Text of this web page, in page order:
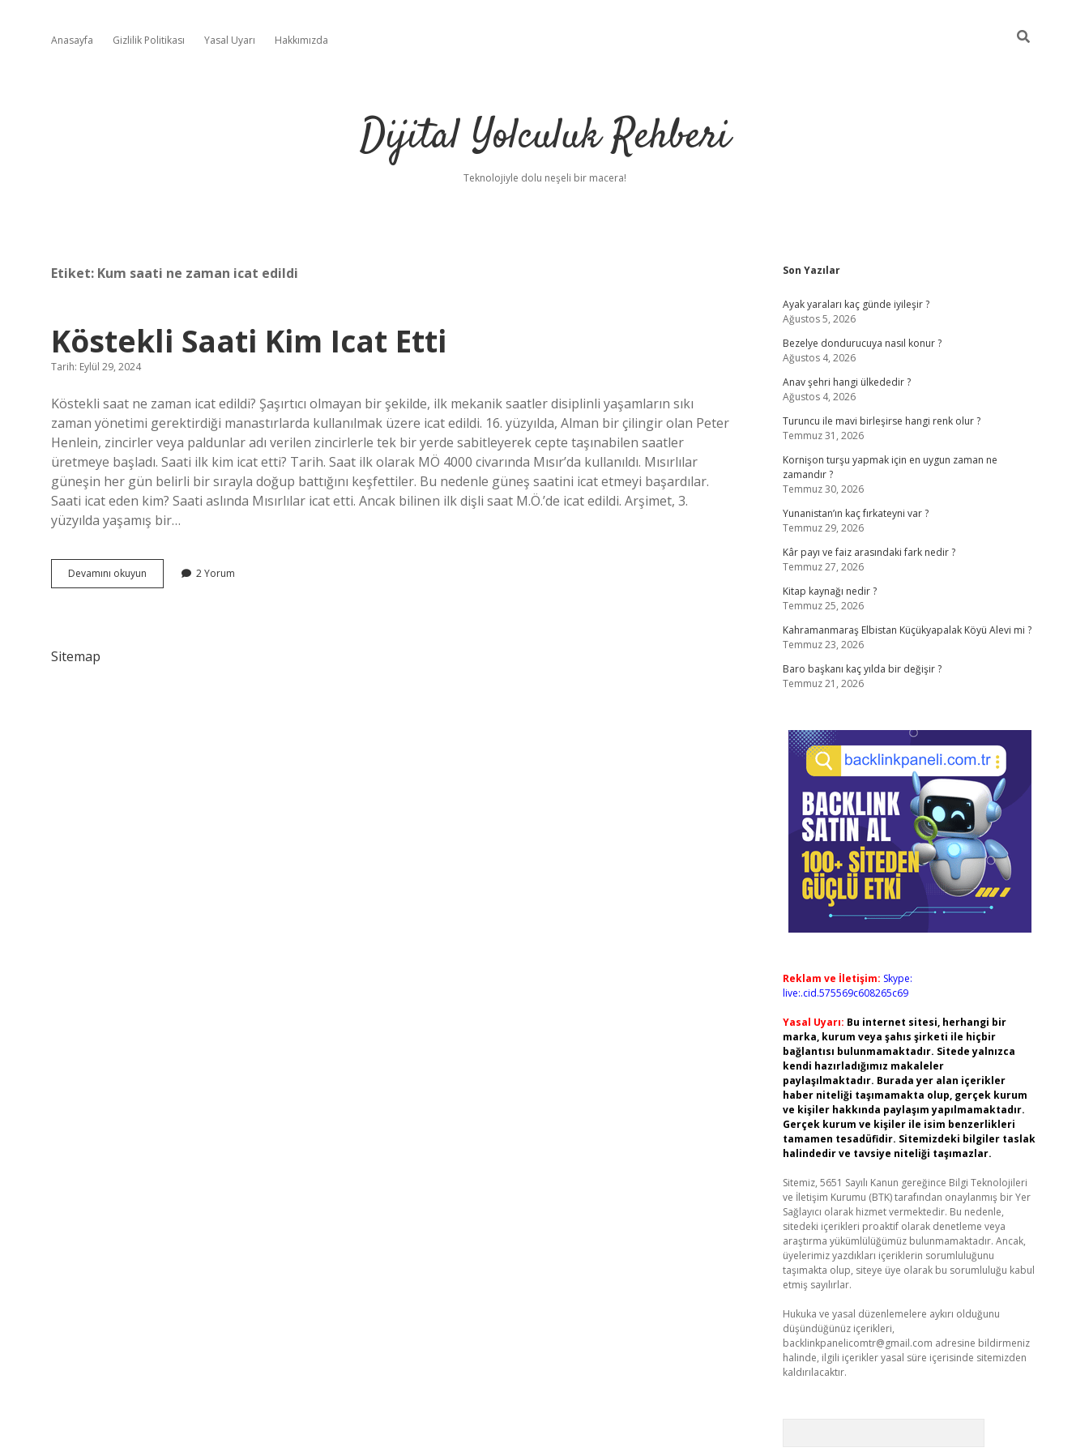
Anasayfa Gizlilik Politikası Yasal Uyarı Hakkımızda
Dijital Yolculuk Rehberi
Teknolojiyle dolu neşeli bir macera!
Etiket: Kum saati ne zaman icat edildi
Köstekli Saati Kim Icat Etti
Tarih: Eylül 29, 2024
Köstekli saat ne zaman icat edildi? Şaşırtıcı olmayan bir şekilde, ilk mekanik saatler disiplinli yaşamların sıkı
zaman yönetimi gerektirdiği manastırlarda kullanılmak üzere icat edildi. 16. yüzyılda, Alman bir çilingir olan Peter
Henlein, zincirler veya paldunlar adı verilen zincirlerle tek bir yerde sabitleyerek cepte taşınabilen saatler
üretmeye başladı. Saati ilk kim icat etti? Tarih. Saat ilk olarak MÖ 4000 civarında Mısır’da kullanıldı. Mısırlılar
güneşin her gün belirli bir sırayla doğup battığını keşfettiler. Bu nedenle güneş saatini icat etmeyi başardılar.
Saati icat eden kim? Saati aslında Mısırlılar icat etti. Ancak bilinen ilk dişli saat M.Ö.’de icat edildi. Arşimet, 3.
yüzyılda yaşamış bir…
Devamını okuyun
Saati
2 Yorum
Sitemap
Sidebar
Son Yazılar
Ayak yaraları kaç günde iyileşir ?
Ağustos 5, 2026
Bezelye dondurucuya nasıl konur ?
Ağustos 4, 2026
Anav şehri hangi ülkededir ?
Ağustos 4, 2026
Turuncu ile mavi birleşirse hangi renk olur ?
Temmuz 31, 2026
Kornişon turşu yapmak için en uygun zaman ne
zamandır ?
Temmuz 30, 2026
Yunanistan’ın kaç fırkateyni var ?
Temmuz 29, 2026
Kâr payı ve faiz arasındaki fark nedir ?
Temmuz 27, 2026
Kitap kaynağı nedir ?
Temmuz 25, 2026
Kahramanmaraş Elbistan Küçükyapalak Köyü Alevi mi ?
Temmuz 23, 2026
Baro başkanı kaç yılda bir değişir ?
Temmuz 21, 2026
Reklam ve İletişim: Skype:
live:.cid.575569c608265c69
Yasal Uyarı: Bu internet sitesi, herhangi bir
marka, kurum veya şahıs şirketi ile hiçbir
bağlantısı bulunmamaktadır. Sitede yalnızca
kendi hazırladığımız makaleler
paylaşılmaktadır. Burada yer alan içerikler
haber niteliği taşımamakta olup, gerçek kurum
ve kişiler hakkında paylaşım yapılmamaktadır.
Gerçek kurum ve kişiler ile isim benzerlikleri
tamamen tesadüfidir. Sitemizdeki bilgiler taslak
halindedir ve tavsiye niteliği taşımazlar.
Sitemiz, 5651 Sayılı Kanun gereğince Bilgi Teknolojileri
ve İletişim Kurumu (BTK) tarafından onaylanmış bir Yer
Sağlayıcı olarak hizmet vermektedir. Bu nedenle,
sitedeki içerikleri proaktif olarak denetleme veya
araştırma yükümlülüğümüz bulunmamaktadır. Ancak,
üyelerimiz yazdıkları içeriklerin sorumluluğunu
taşımakta olup, siteye üye olarak bu sorumluluğu kabul
etmiş sayılırlar.
Hukuka ve yasal düzenlemelere aykırı olduğunu
düşündüğünüz içerikleri,
backlinkpanelicomtr@gmail.com adresine bildirmeniz
halinde, ilgili içerikler yasal süre içerisinde sitemizden
kaldırılacaktır.